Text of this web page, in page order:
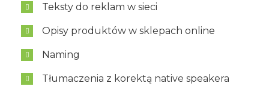
Teksty do reklam w sieci
Opisy produktów w sklepach online
Naming
Tłumaczenia z korektą native speakera